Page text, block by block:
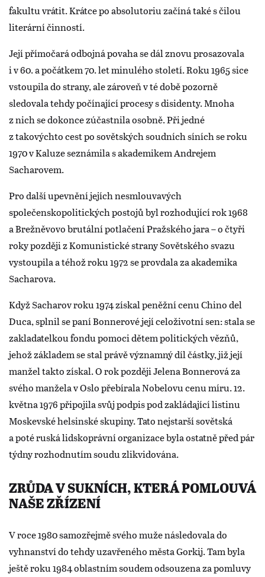
fakultu vrátit. Krátce po absolutoriu začíná také s čilou
literární činností.
Její přímočará odbojná povaha se dál znovu prosazovala
i v 60. a počátkem 70. let minulého století. Roku 1965 sice
vstoupila do strany, ale zároveň v té době pozorně
sledovala tehdy počínající procesy s disidenty. Mnoha
z nich se dokonce zúčastnila osobně. Při jedné
z takovýchto cest po sovětských soudních síních se roku
1970 v Kaluze seznámila s akademikem Andrejem
Sacharovem.
Pro další upevnění jejích nesmlouvavých
společenskopolitických postojů byl rozhodující rok 1968
a Brežněvovo brutální potlačení Pražského jara – o čtyři
roky později z Komunistické strany Sovětského svazu
vystoupila a téhož roku 1972 se provdala za akademika
Sacharova.
Když Sacharov roku 1974 získal peněžní cenu Chino del
Duca, splnil se paní Bonnerové její celoživotní sen: stala se
zakladatelkou fondu pomoci dětem politických vězňů,
jehož základem se stal právě významný díl částky, již její
manžel takto získal. O rok později Jelena Bonnerová za
svého manžela v Oslo přebírala Nobelovu cenu míru. 12.
května 1976 připojila svůj podpis pod zakládající listinu
Moskevské helsinské skupiny. Tato nejstarší sovětská
a poté ruská lidskoprávní organizace byla ostatně před pár
týdny rozhodnutím soudu zlikvidována.
ZRŮDA V SUKNÍCH, KTERÁ POMLOUVÁ
NAŠE ZŘÍZENÍ
V roce 1980 samozřejmě svého muže následovala do
vyhnanství do tehdy uzavřeného města Gorkij. Tam byla
ještě roku 1984 oblastním soudem odsouzena za pomluvy